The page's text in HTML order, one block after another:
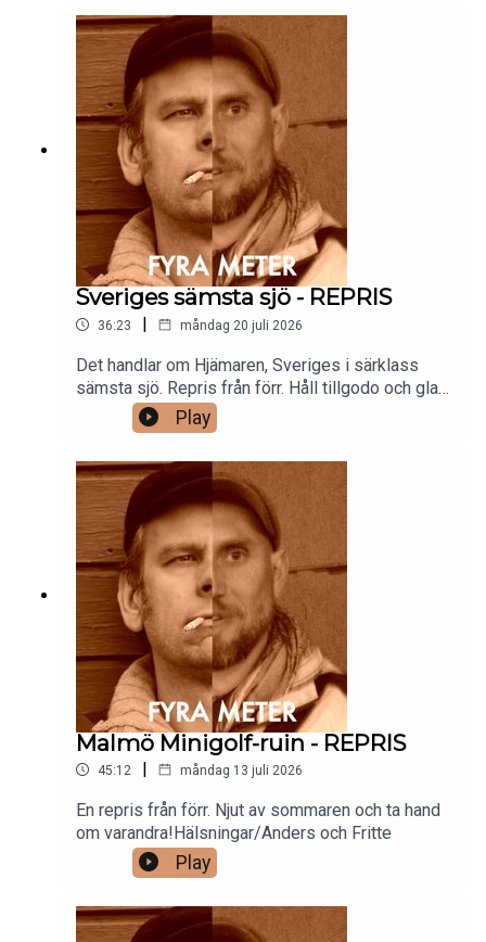
Sveriges sämsta sjö - REPRIS
36:23 | måndag 20 juli 2026
Det handlar om Hjämaren, Sveriges i särklass
sämsta sjö. Repris från förr. Håll tillgodo och glad
sommar./Anders och Fritte
Play
Malmö Minigolf-ruin - REPRIS
45:12 | måndag 13 juli 2026
En repris från förr. Njut av sommaren och ta hand
om varandra!Hälsningar/Anders och Fritte
Play